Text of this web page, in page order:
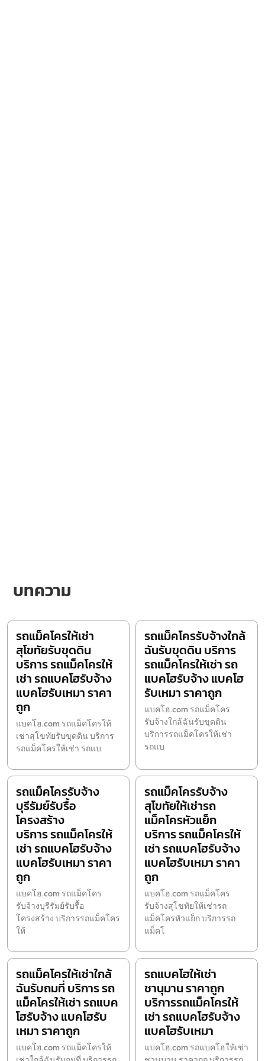
บทความ
รถแม็คโครให้เช่า
สุโขทัยรับขุดดิน
บริการ รถแม็คโครให้
เช่า รถแบคโฮรับจ้าง
แบคโฮรับเหมา ราคา
ถูก
แบคโฮ.com รถแม็คโครให้
เช่าสุโขทัยรับขุดดิน บริการ
รถแม็คโครให้เช่า รถแบ
รถแม็คโครรับจ้างใกล้
ฉันรับขุดดิน บริการ
รถแม็คโครให้เช่า รถ
แบคโฮรับจ้าง แบคโฮ
รับเหมา ราคาถูก
แบคโฮ.com รถแม็คโคร
รับจ้างใกล้ฉันรับขุดดิน
บริการรถแม็คโครให้เช่า
รถแบ
รถแม็คโครรับจ้าง
บุรีรัมย์รับรื้อ
โครงสร้าง
บริการ รถแม็คโครให้
เช่า รถแบคโฮรับจ้าง
แบคโฮรับเหมา ราคา
ถูก
แบคโฮ.com รถแม็คโคร
รับจ้างบุรีรัมย์รับรื้อ
โครงสร้าง บริการรถแม็คโคร
ให้
รถแม็คโครรับจ้าง
สุโขทัยให้เช่ารถ
แม็คโครหัวแย็ก
บริการ รถแม็คโครให้
เช่า รถแบคโฮรับจ้าง
แบคโฮรับเหมา ราคา
ถูก
แบคโฮ.com รถแม็คโคร
รับจ้างสุโขทัยให้เช่ารถ
แม็คโครหัวแย็ก บริการรถ
แม็คโ
รถแม็คโครให้เช่าใกล้
ฉันรับถมที่ บริการ รถ
แม็คโครให้เช่า รถแบค
โฮรับจ้าง แบคโฮรับ
เหมา ราคาถูก
แบคโฮ.com รถแม็คโครให้
รถแบคโฮให้เช่า
ชานุมาน ราคาถูก
บริการรถแม็คโครให้
เช่า รถแบคโฮรับจ้าง
แบคโฮรับเหมา
แบคโฮ.com รถแบคโฮให้เช่า